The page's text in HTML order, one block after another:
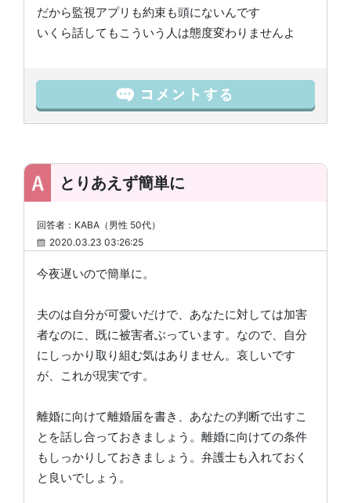
だから監視アプリも約束も頭にないんです
いくら話してもこういう人は態度変わりませんよ
とりあえず簡単に
回答者：KABA（男性 50代）
2020.03.23 03:26:25
今夜遅いので簡単に。
夫のは自分が可愛いだけで、あなたに対しては加害
者なのに、既に被害者ぶっています。なので、自分
にしっかり取り組む気はありません。哀しいです
が、これが現実です。
離婚に向けて離婚届を書き、あなたの判断で出すこ
とを話し合っておきましょう。離婚に向けての条件
もしっかりしておきましょう。弁護士も入れておく
と良いでしょう。